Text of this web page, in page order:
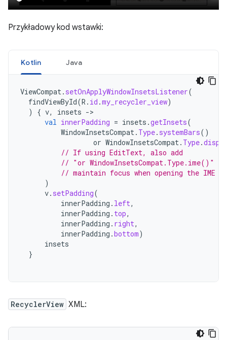
Przykładowy kod wstawki:
Kotlin Java
ViewCompat. setOnApplyWindowInsetsListener(
findViewById(R . id .my_recycler_view)
)
{ v, insets ->
val innerPadding = insets .getInsets(
WindowInsetsCompat. Type. systemBars()
or WindowInsetsCompat. Type.
// If using EditText, also add
// "or WindowInsetsCompat.Type.ime()" to
// maintain focus when opening the IME
)
v. setPadding(
innerPadding . left,
innerPadding . top,
innerPadding . right,
innerPadding .bottom)
insets
}
RecyclerView XML: